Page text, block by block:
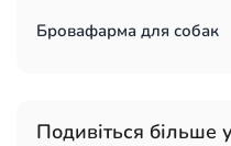
Бровафарма для собак
Подивіться більше